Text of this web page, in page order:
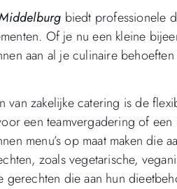
biedt professionele
Of je nu een kleine
aan al je culinaire
van zakelijke catering is de
een teamvergadering of
menu’s op maat maken
zoals vegetarische,
gerechten die aan hun